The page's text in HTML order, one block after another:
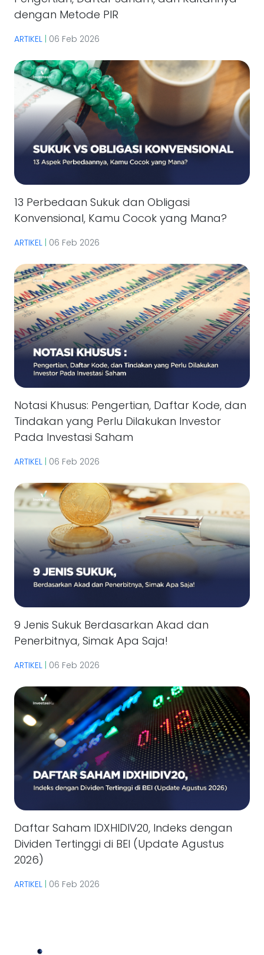
dengan Metode PIR
ARTIKEL 06 Feb 2026
13 Perbedaan Sukuk dan Obligasi
Konvensional, Kamu Cocok yang Mana?
ARTIKEL | 06 Feb 2026
Notasi Khusus: Pengertian, Daftar Kode, dan
Tindakan yang Perlu Dilakukan Investor
Pada Investasi Saham
ARTIKEL 06 Feb 2026
9 Jenis Sukuk Berdasarkan Akad dan
Penerbitnya, Simak Apa Saja!
ARTIKEL | 06 Feb 2026
Daftar Saham IDXHIDIV20, Indeks dengan
Dividen Tertinggi di BEI (Update Agustus
2026)
ARTIKEL 06 Feb 2026